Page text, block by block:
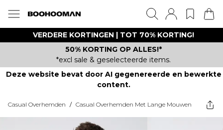
VERDERE KORTINGEN | TOT 70% KORTING!
50% KORTING OP ALLES!*
*excl sale & geselecteerde items.
Deze website bevat door AI gegenereerde en bewerkte
content.
Casual Overhemden / Casual Overhemden Met Lange Mouwen